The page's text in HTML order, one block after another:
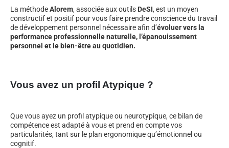
La méthodeAlorem, associée aux outils DeSI, est un moyen
constructif et positif pour vous faire prendre conscience du travail
de développement personnel nécessaire afin d’évoluer vers la
performance professionnelle naturelle, l’épanouissement
personnel et le bien-être au quotidien.
Vous avez un profil Atypique ?
Que vous ayez un profil atypique ou neurotypique, ce bilan de
compétence est adapté à vous et prend en compte vos
particularités, tant sur le plan ergonomique qu’émotionnel ou
cognitif.